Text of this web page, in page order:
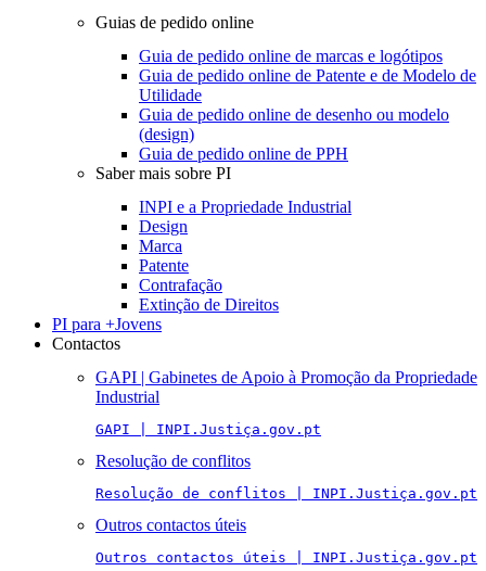
Guias de pedido online
Guia de pedido online de marcas e logótipos
Guia de pedido online de Patente e de Modelo de
Utilidade
Guia de pedido online de desenho ou modelo
(design)
Guia de pedido online de PPH
Saber mais sobre PI
INPI e a Propriedade Industrial
Design
Marca
Patente
Contrafação
Extinção de Direitos
PI para +Jovens
Contactos
GAPI | Gabinetes de Apoio à Promoção da Propriedade
Industrial
GAPI | INPI.Justiça.gov.pt
Resolução de conflitos
Resolução de conflitos | INPI.Justiça.gov.pt
Outros contactos úteis
Outros contactos úteis | INPI.Justiça.gov.pt